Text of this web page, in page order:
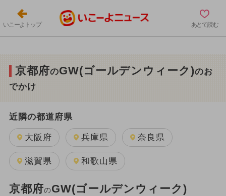
いこーよトップ あとで読む
京都府のGW(ゴールデンウィーク)のお
でかけ
近隣の都道府県
大阪府 兵庫県 奈良県
滋賀県 和歌山県
京都府のGW(ゴールデンウィーク)